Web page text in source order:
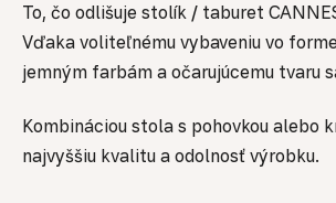
To, čo odlišuje stolík / taburet
Vďaka voliteľnému vybaveniu vo
jemným farbám a očarujúcemu tvaru
Kombináciou stola s pohovkou alebo
najvyššiu kvalitu a odolnosť výrobku.